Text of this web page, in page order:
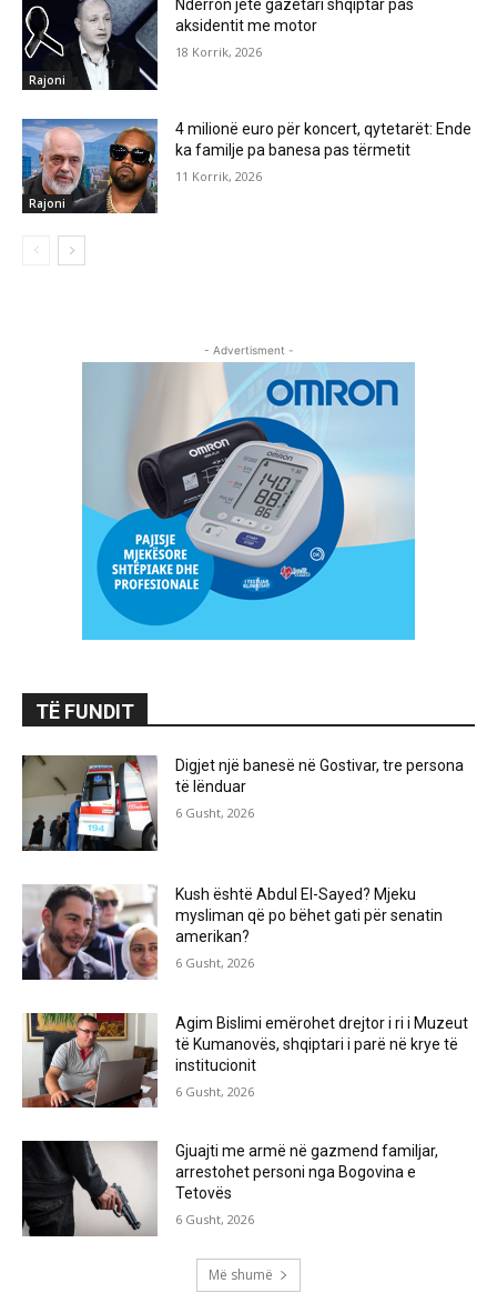
Rajoni
Ndërron jetë gazetari shqiptar pas
aksidentit me motor
18 Korrik, 2026
Rajoni
4 milionë euro për koncert, qytetarët: Ende
ka familje pa banesa pas tërmetit
11 Korrik, 2026
- Advertisment -
TË FUNDIT
Digjet një banesë në Gostivar, tre persona
të lënduar
6 Gusht, 2026
Kush është Abdul El-Sayed? Mjeku
mysliman që po bëhet gati për senatin
amerikan?
6 Gusht, 2026
Agim Bislimi emërohet drejtor i ri i Muzeut
të Kumanovës, shqiptari i parë në krye të
institucionit
6 Gusht, 2026
Gjuajti me armë në gazmend familjar,
arrestohet personi nga Bogovina e
Tetovës
6 Gusht, 2026
Më shumë